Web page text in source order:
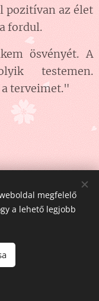
pozitívan az élet
fordul.
ösvényét. A
testemen.
terveimet."
megfelelő
a lehető legjobb